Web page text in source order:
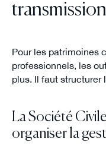
Pour les patrimoines
professionnels, les
plus. Il faut structurer
La Société
organiser la